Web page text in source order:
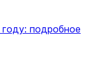
подробное